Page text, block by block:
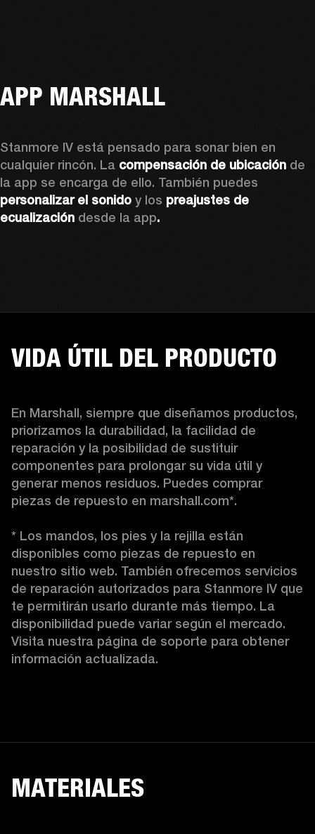
APP MARSHALL
Stanmore IV está pensado para sonar bien en
cualquier rincón. La compensación de ubicación de
personalizar el sonido y los preajustes de
ecualización desde la app.
VIDA ÚTIL DEL PRODUCTO
En Marshall, siempre que diseñamos productos,
priorizamos la durabilidad, la facilidad de
reparación y la posibilidad de sustituir
componentes para prolongar su vida útil y
generar menos residuos. Puedes comprar
piezas de repuesto en marshall.com*.
* Los mandos, los pies y la rejilla están
disponibles como piezas de repuesto en
nuestro sitio web. También ofrecemos servicios
de reparación autorizados para Stanmore IV que
te permitirán usarlo durante más tiempo. La
disponibilidad puede variar según el mercado.
Visita nuestra página de soporte para obtener
información actualizada.
MATERIALES